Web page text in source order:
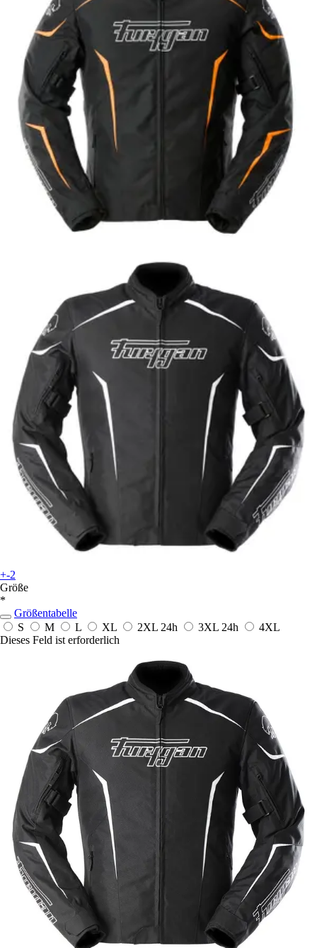
+-2
Größe
*
Größentabelle
S
M L XL 2XL 24h 3XL 24h
4XL
Dieses Feld ist erforderlich